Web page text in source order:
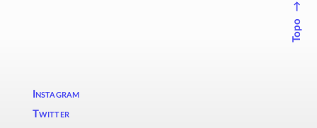
↑
Topo
Instagram
Twitter